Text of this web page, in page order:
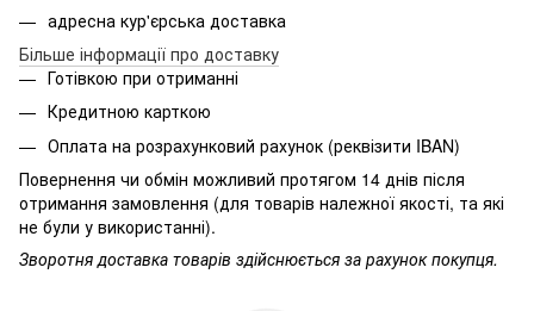
адресна кур'єрська доставка
Більше інформації про доставку
Готівкою при отриманні
Кредитною карткою
Оплата на розрахунковий рахунок (реквізити IBAN)
Повернення чи обмін можливий протягом 14 днів після
отримання замовлення (для товарів належної якості, та які
не були у використанні).
Зворотня доставка товарів здійснюється за рахунок покупця.